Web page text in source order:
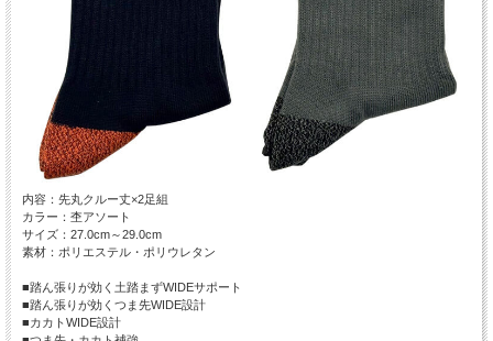
内容：先丸クルー丈×2足組
カラー：杢アソート
サイズ：27.0cm～29.0cm
素材：ポリエステル・ポリウレタン
■踏ん張りが効く土踏まずWIDEサポート
■踏ん張りが効くつま先WIDE設計
■カカトWIDE設計